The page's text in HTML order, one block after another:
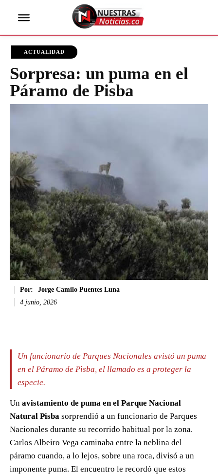
ACTUALIDAD
Sorpresa: un puma en el
Páramo de Pisba
Por:
Jorge Camilo Puentes Luna
4 junio, 2026
Un funcionario de Parques Nacionales avistó un puma
en el Páramo de Pìsba, el llamado es a proteger la
especie.
Un avistamiento de puma en el Parque Nacional
Natural Pisba sorprendió a un funcionario de Parques
Nacionales durante su recorrido habitual por la zona.
Carlos Albeiro Vega caminaba entre la neblina del
páramo cuando, a lo lejos, sobre una roca, divisó a un
imponente puma. El encuentro le recordó que estos